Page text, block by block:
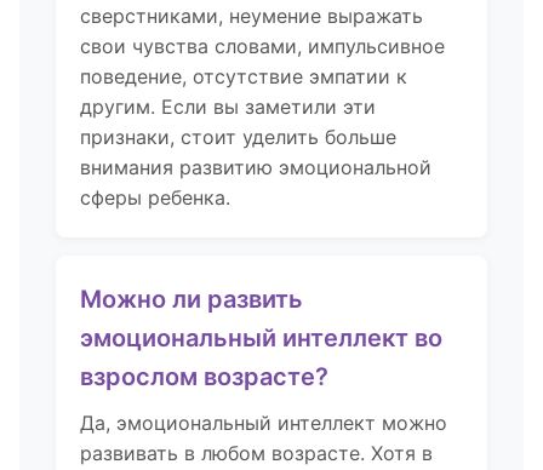
сверстниками, неумение выражать
свои чувства словами, импульсивное
поведение, отсутствие эмпатии к
другим. Если вы заметили эти
признаки, стоит уделить больше
внимания развитию эмоциональной
сферы ребенка.
Можно ли развить
эмоциональный интеллект во
взрослом возрасте?
Да, эмоциональный интеллект можно
развивать в любом возрасте. Хотя в